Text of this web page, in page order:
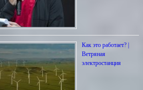
Как это работает? |
Ветряная
электростанция